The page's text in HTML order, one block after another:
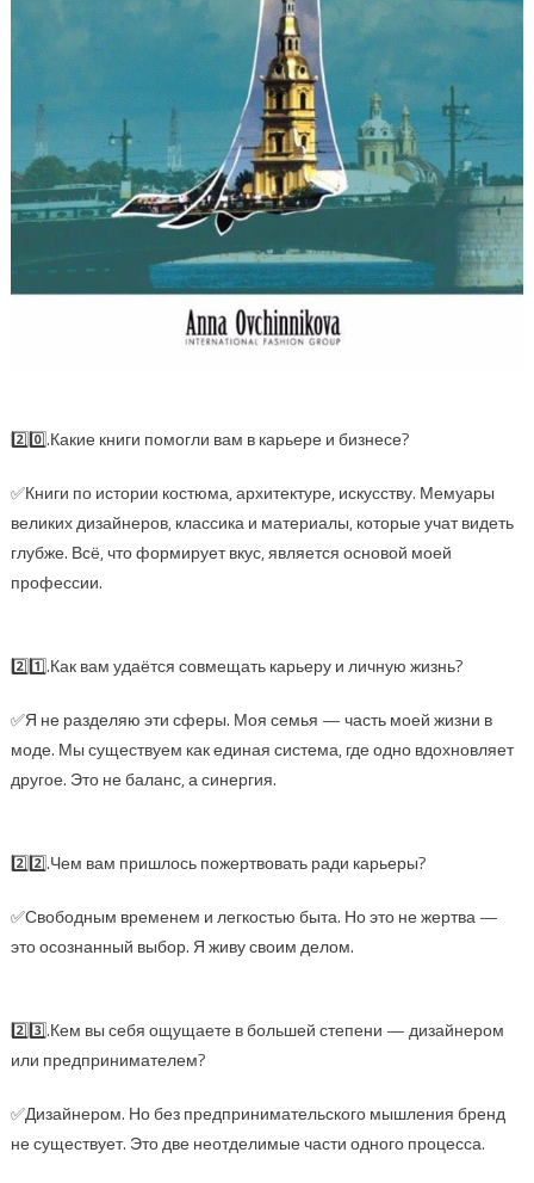
2️⃣0️⃣.Какие книги помогли вам в карьере и бизнесе?
✅Книги по истории костюма, архитектуре, искусству. Мемуары
великих дизайнеров, классика и материалы, которые учат видеть
глубже. Всё, что формирует вкус, является основой моей
профессии.
2️⃣1️⃣.Как вам удаётся совмещать карьеру и личную жизнь?
✅Я не разделяю эти сферы. Моя семья — часть моей жизни в
моде. Мы существуем как единая система, где одно вдохновляет
другое. Это не баланс, а синергия.
2️⃣2️⃣.Чем вам пришлось пожертвовать ради карьеры?
✅Свободным временем и легкостью быта. Но это не жертва —
это осознанный выбор. Я живу своим делом.
2️⃣3️⃣.Кем вы себя ощущаете в большей степени — дизайнером
или предпринимателем?
✅Дизайнером. Но без предпринимательского мышления бренд
не существует. Это две неотделимые части одного процесса.